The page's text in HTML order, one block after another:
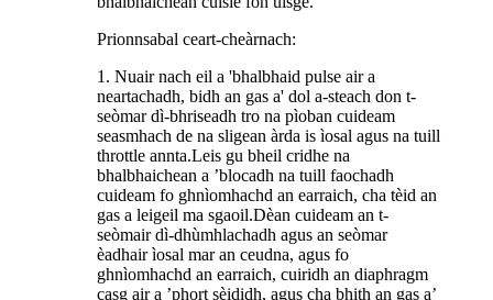
Prionnsabal ceart-cheàrnach:
1. Nuair nach eil a 'bhalbhaid pulse air a
neartachadh, bidh an gas a' dol a-steach don t-
seòmar dì-bhriseadh tro na pìoban cuideam
seasmhach de na sligean àrda is ìosal agus na tuill
throttle annta.Leis gu bheil cridhe na
bhalbhaichean a ’blocadh na tuill faochadh
cuideam fo ghnìomhachd an earraich, cha tèid an
gas a leigeil ma sgaoil.Dèan cuideam an t-
seòmair dì-dhùmhlachadh agus an seòmar
èadhair ìosal mar an ceudna, agus fo
ghnìomhachd an earraich, cuiridh an diaphragm
casg air a ’phort sèididh, agus cha bhith an gas a’